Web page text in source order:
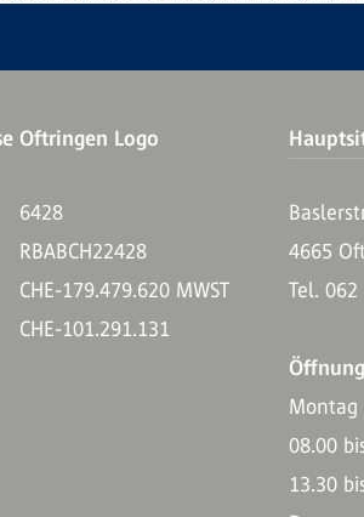
6428
RBABCH22428
CHE-179.479.620 MWST
CHE-101.291.131
4665
Tel.
Montag
08.00
13.30